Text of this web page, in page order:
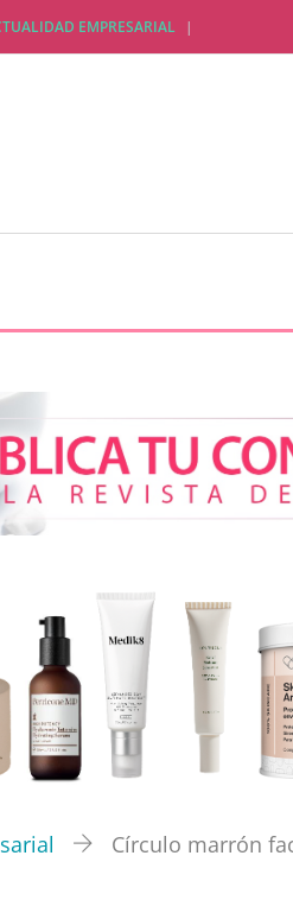
EMPRESARIAL
Círculo marrón